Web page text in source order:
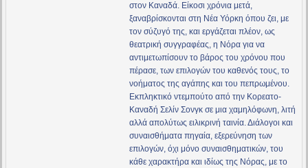
στον Καναδά. Είκοσι χρόνια μετά,
ξαναβρίσκονται στη Νέα Υόρκη όπου ζει, με
τον σύζυγό της, και εργάζεται πλέον, ως
θεατρική συγγραφέας, η Νόρα για να
αντιμετωπίσουν το βάρος του χρόνου που
πέρασε, των επιλογών του καθενός τους, το
νοήματος της αγάπης και του πεπρωμένου.
Εκπληκτικό ντεμπούτο από την Κορεατο-
Καναδή Σελίν Σονγκ σε μια χαμηλόφωνη, λιτή
αλλά απολύτως ειλικρινή ταινία. Διάλογοι και
συναισθήματα πηγαία, εξερεύνηση των
επιλογών, όχι μόνο συναισθηματικών, του
κάθε χαρακτήρα και ιδίως της Νόρας, με το